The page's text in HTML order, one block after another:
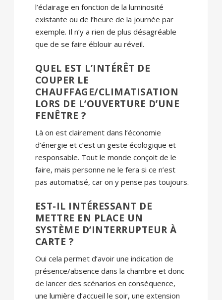
l’éclairage en fonction de la luminosité
existante ou de l’heure de la journée par
exemple. Il n’y a rien de plus désagréable
que de se faire éblouir au réveil.
QUEL EST L’INTÉRÊT DE
COUPER LE
CHAUFFAGE/CLIMATISATION
LORS DE L’OUVERTURE D’UNE
FENÊTRE ?
Là on est clairement dans l’économie
d’énergie et c’est un geste écologique et
responsable. Tout le monde conçoit de le
faire, mais personne ne le fera si ce n’est
pas automatisé, car on y pense pas toujours.
EST-IL INTÉRESSANT DE
METTRE EN PLACE UN
SYSTÈME D’INTERRUPTEUR À
CARTE ?
Oui cela permet d’avoir une indication de
présence/absence dans la chambre et donc
de lancer des scénarios en conséquence,
une lumière d’accueil le soir, une extension